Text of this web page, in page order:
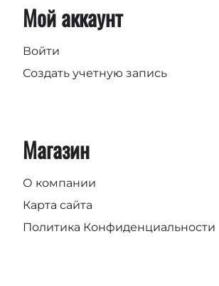
Мой аккаунт
Войти
Создать учетную запись
Магазин
О компании
Карта сайта
Политика Конфиденциальности